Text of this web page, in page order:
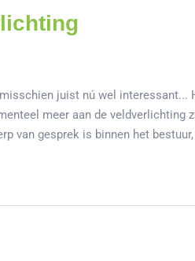
juist nú wel
meer aan de veldverlichting
van gesprek is binnen het